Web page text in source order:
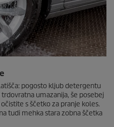
pogosto kljub detergentu
umazanija, še posebej
s ščetko za pranje koles.
tudi mehka stara zobna ščetka